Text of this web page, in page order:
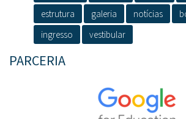
estrutura
galeria notícias
ingresso
vestibular
PARCERIA